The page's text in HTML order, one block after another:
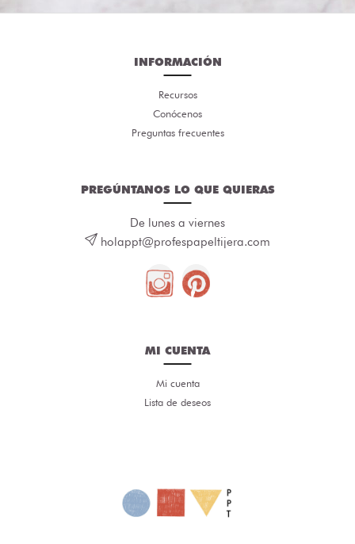
INFORMACIÓN
Recursos
Conócenos
Preguntas frecuentes
PREGÚNTANOS LO QUE QUIERAS
De lunes a viernes
holappt@profespapeltijera.com
MI CUENTA
Mi cuenta
Lista de deseos